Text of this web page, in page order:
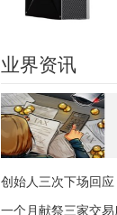
业界资讯